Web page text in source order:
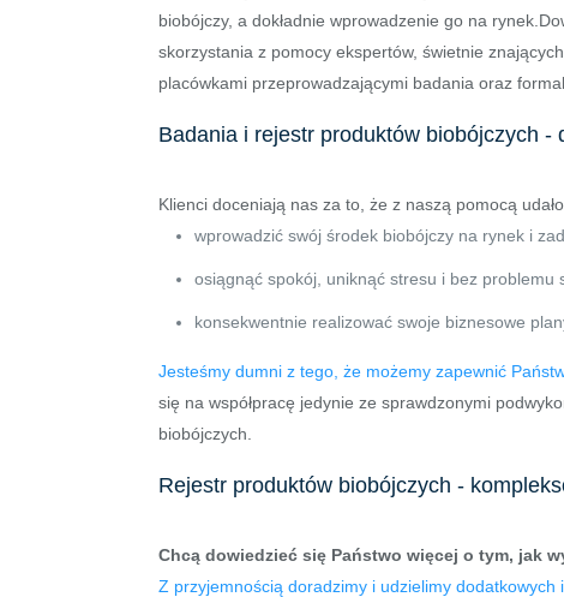
biobójczy, a dokładnie wprowadzenie go na
skorzystania z pomocy ekspertów, świetnie
placówkami przeprowadzającymi badania oraz
Badania i rejestr produktów biobójczych
Klienci doceniają nas za to, że z naszą pomocą
wprowadzić swój środek biobójczy na rynek i
osiągnąć spokój, uniknąć stresu i bez problemu
konsekwentnie realizować swoje biznesowe
Jesteśmy dumni z tego, że możemy zapewnić
się na współpracę jedynie ze sprawdzonymi
biobójczych.
Rejestr produktów biobójczych -
Chcą dowiedzieć się Państwo więcej o tym, jak
Z przyjemnością doradzimy i udzielimy dodatkowych